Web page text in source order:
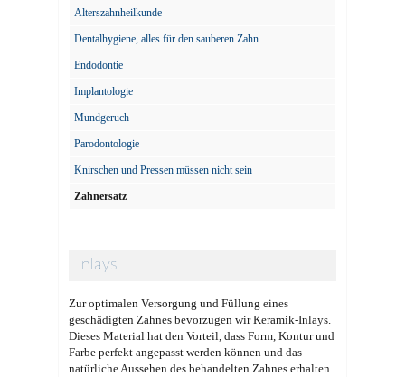
Alterszahnheilkunde
Dentalhygiene, alles für den sauberen Zahn
Endodontie
Implantologie
Mundgeruch
Parodontologie
Knirschen und Pressen müssen nicht sein
Zahnersatz
Inlays
Zur optimalen Versorgung und Füllung eines
geschädigten Zahnes bevorzugen wir Keramik-Inlays.
Dieses Material hat den Vorteil, dass Form, Kontur und
Farbe perfekt angepasst werden können und das
natürliche Aussehen des behandelten Zahnes erhalten